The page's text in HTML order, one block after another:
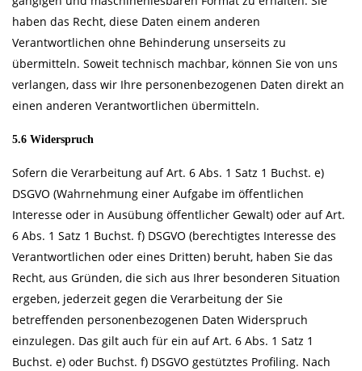
haben das Recht, diese Daten einem anderen
Verantwortlichen ohne Behinderung unserseits zu
übermitteln. Soweit technisch machbar, können Sie von uns
verlangen, dass wir Ihre personenbezogenen Daten direkt an
einen anderen Verantwortlichen übermitteln.
5.6 Widerspruch
Sofern die Verarbeitung auf Art. 6 Abs. 1 Satz 1 Buchst. e)
DSGVO (Wahrnehmung einer Aufgabe im öffentlichen
Interesse oder in Ausübung öffentlicher Gewalt) oder auf Art.
6 Abs. 1 Satz 1 Buchst. f) DSGVO (berechtigtes Interesse des
Verantwortlichen oder eines Dritten) beruht, haben Sie das
Recht, aus Gründen, die sich aus Ihrer besonderen Situation
ergeben, jederzeit gegen die Verarbeitung der Sie
betreffenden personenbezogenen Daten Widerspruch
einzulegen. Das gilt auch für ein auf Art. 6 Abs. 1 Satz 1
Buchst. e) oder Buchst. f) DSGVO gestütztes Profiling. Nach